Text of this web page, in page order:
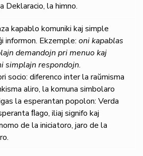
Deklaracio, la himno.
kapablo komuniki kaj simple
informon. Ekzemple: oni kapablas
demandojn pri menuo kaj
simplajn respondojn.
socio: diferenco inter la raŭmisma
aliro, la komuna simbolaro
la esperantan popolon: Verda
ﬂago, iliaj signifo kaj
de la iniciatoro, jaro de la